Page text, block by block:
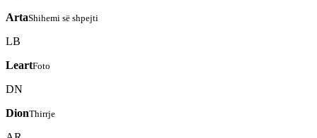
ArtaShihemi së shpejti
LB
LeartFoto
DN
DionThirrje